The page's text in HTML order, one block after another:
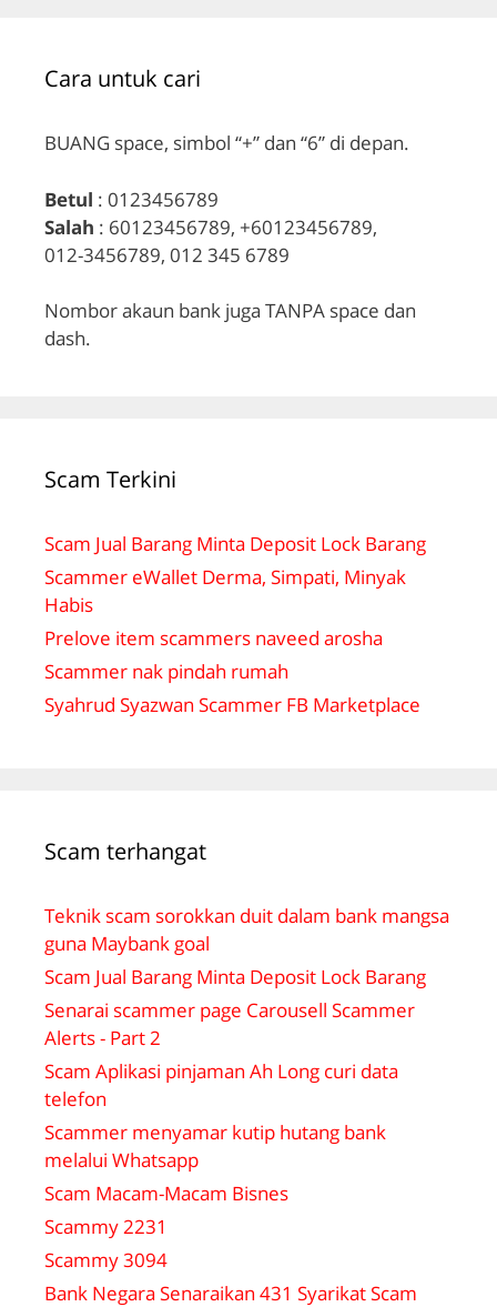
Cara untuk cari
BUANG space, simbol “+” dan “6” di depan.
Betul : 0123456789
Salah : 60123456789, +60123456789,
012-3456789, 012 345 6789
Nombor akaun bank juga TANPA space dan
dash.
Scam Terkini
Scam Jual Barang Minta Deposit Lock Barang
Scammer eWallet Derma, Simpati, Minyak
Habis
Prelove item scammers naveed arosha
Scammer nak pindah rumah
Syahrud Syazwan Scammer FB Marketplace
Scam terhangat
Teknik scam sorokkan duit dalam bank mangsa
guna Maybank goal
Scam Jual Barang Minta Deposit Lock Barang
Senarai scammer page Carousell Scammer
Alerts - Part 2
Scam Aplikasi pinjaman Ah Long curi data
telefon
Scammer menyamar kutip hutang bank
melalui Whatsapp
Scam Macam-Macam Bisnes
Scammy 2231
Scammy 3094
Bank Negara Senaraikan 431 Syarikat Scam